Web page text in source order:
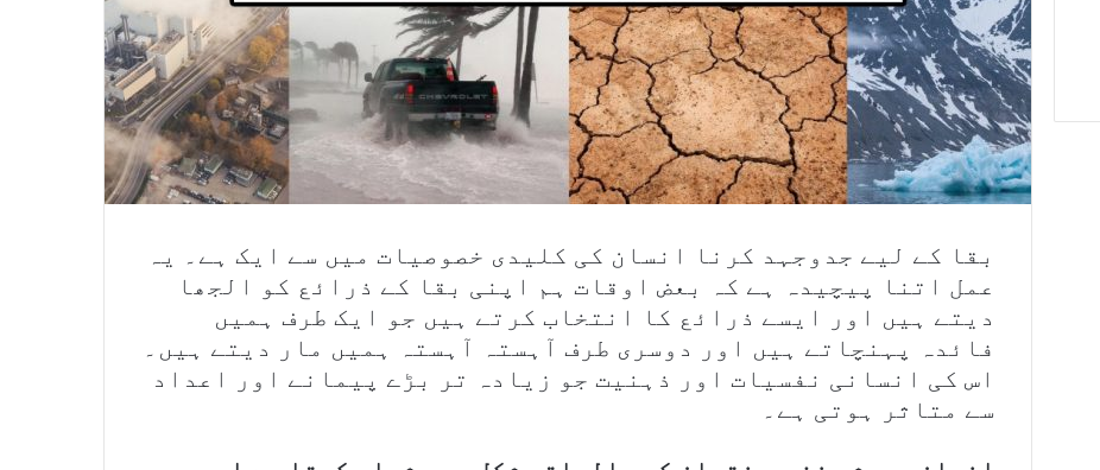
بقا کے لیے جدوجہد کرنا انسان کی کلیدی خصوصیات میں سے ایک ہے۔ یہ
عمل اتنا پیچیدہ ہے کہ بعض اوقات ہم اپنی بقا کے ذرائع کو الجھا
دیتے ہیں اور ایسے ذرائع کا انتخاب کرتے ہیں جو ایک طرف ہمیں
فائدہ پہنچاتے ہیں اور دوسری طرف آہستہ آہستہ ہمیں مار دیتے ہیں۔
اس کی انسانی نفسیات اور ذہنیت جو زیادہ تر بڑے پیمانے اور اعداد
سے متاثر ہوتی ہے۔